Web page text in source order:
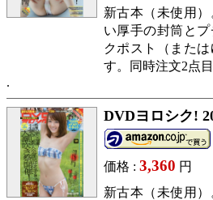
新古本（未使用
い厚手の封筒と
クポスト（また
す。同時注文2点
DVDヨロシク!
価格 : 3,360 円
新古本（未使用